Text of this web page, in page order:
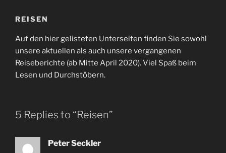
REISEN
Auf den hier gelisteten Unterseiten finden Sie sowohl
unsere aktuellen als auch unsere vergangenen
Reiseberichte (ab Mitte April 2020).Viel Spaß beim
Lesen und Durchstöbern.
5 Replies to “Reisen”
Peter Seckler